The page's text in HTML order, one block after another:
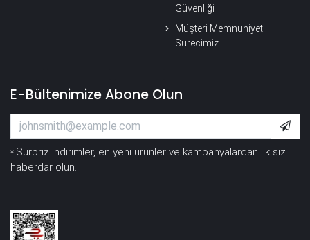
Güvenliği
Müşteri Memnuniyeti
Sürecimiz
E-Bültenimize Abone Olun
* Sürpriz indirimler, en yeni ürünler ve kampanyalardan ilk siz
haberdar olun.